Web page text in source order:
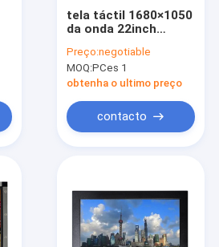
tela táctil 1680×1050
da onda 22inch
garantia de 1 ano
Preço:negotiable
MOQ:PCes 1
obtenha o ultimo preço
contacto